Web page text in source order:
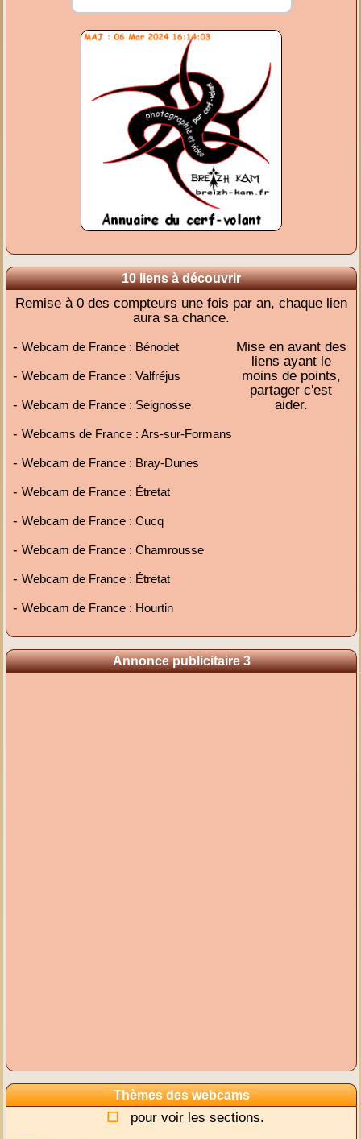
10 liens à découvrir
Remise à 0 des compteurs une fois par an, chaque lien
aura sa chance.
-Webcam de France : Bénodet
-Webcam de France : Valfréjus
-Webcam de France : Seignosse
-Webcams de France : Ars-sur-Formans
-Webcam de France : Bray-Dunes
-Webcam de France : Étretat
-Webcam de France : Cucq
-Webcam de France : Chamrousse
-Webcam de France : Étretat
-Webcam de France : Hourtin
Mise en avant des
liens ayant le
moins de points,
partager c'est
aider.
Annonce publicitaire 3
Thèmes des webcams
pour voir les sections.